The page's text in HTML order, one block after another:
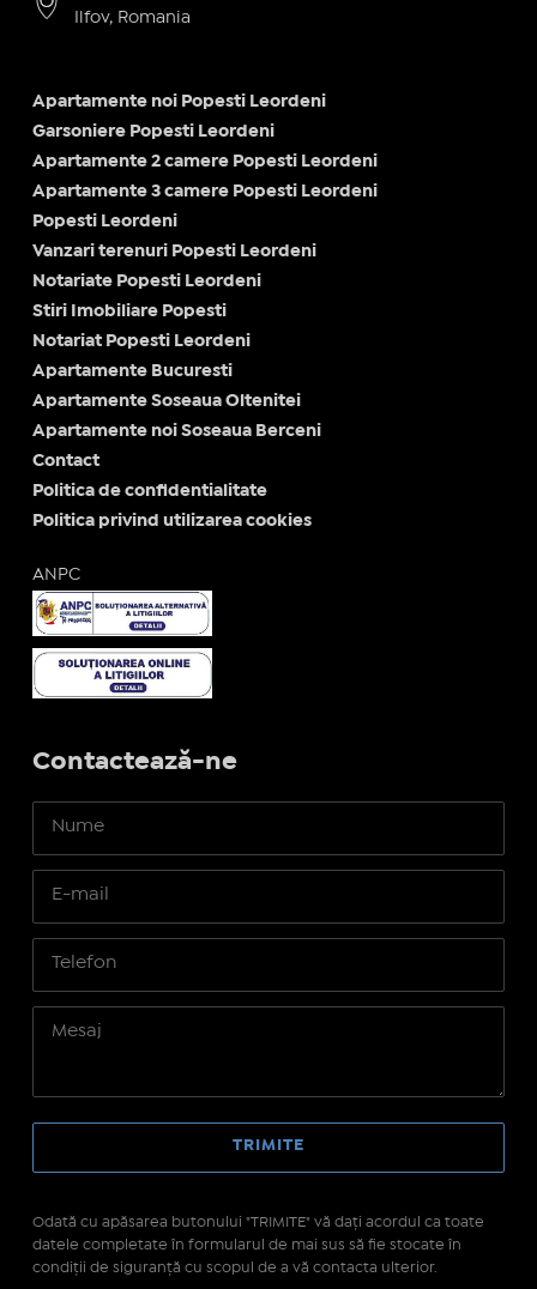
Ilfov, Romania
Apartamente noi Popesti Leordeni
Garsoniere Popesti Leordeni
Apartamente 2 camere Popesti Leordeni
Apartamente 3 camere Popesti Leordeni
Popesti Leordeni
Vanzari terenuri Popesti Leordeni
Notariate Popesti Leordeni
Stiri Imobiliare Popesti
Notariat Popesti Leordeni
Apartamente Bucuresti
Apartamente Soseaua Oltenitei
Apartamente noi Soseaua Berceni
Contact
Politica de confidentialitate
Politica privind utilizarea cookies
ANPC
Contactează-ne
Odată cu apăsarea butonului "TRIMITE" vă daţi acordul ca toate
datele completate în formularul de mai sus să fie stocate în
condiţii de siguranţă cu scopul de a vă contacta ulterior.